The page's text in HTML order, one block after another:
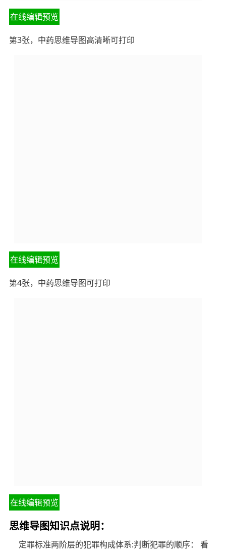
在线编辑预览
第3张，中药思维导图高清晰可打印
在线编辑预览
第4张，中药思维导图可打印
在线编辑预览
思维导图知识点说明：
定罪标准两阶层的犯罪构成体系:判断犯罪的顺序： 看